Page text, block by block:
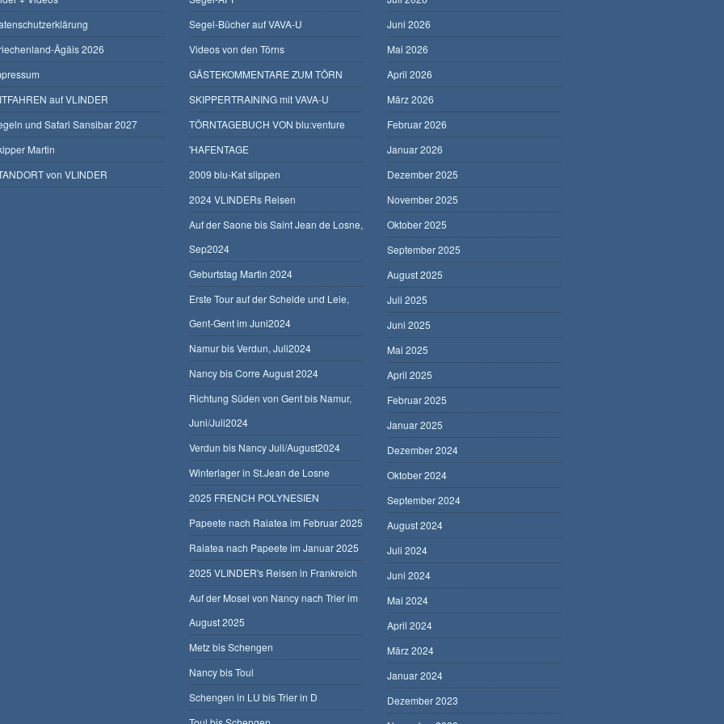
Ägäis 2026
auf VLINDER
und Safari Sansibar 2027
Martin
von VLINDER
Segel-Bücher auf VAVA-U
Videos von den Törns
GÄSTEKOMMENTARE ZUM TÖRN
SKIPPERTRAINING mit VAVA-U
TÖRNTAGEBUCH VON blu:venture
'HAFENTAGE
2009 blu-Kat slippen
2024 VLINDERs Reisen
Auf der Saone bis Saint Jean de Losne,
Sep2024
Geburtstag Martin 2024
Erste Tour auf der Schelde und Leie,
Gent-Gent im Juni2024
Namur bis Verdun, Juli2024
Nancy bis Corre August 2024
Richtung Süden von Gent bis Namur,
Juni/Juli2024
Verdun bis Nancy Juli/August2024
Winterlager in St.Jean de Losne
2025 FRENCH POLYNESIEN
Papeete nach Raiatea im Februar 2025
Raiatea nach Papeete im Januar 2025
2025 VLINDER's Reisen in Frankreich
Auf der Mosel von Nancy nach Trier im
August 2025
Metz bis Schengen
Nancy bis Toul
Schengen in LU bis Trier in D
Juni 2026
Mai 2026
April 2026
März 2026
Februar 2026
Januar 2026
Dezember 2025
November 2025
Oktober 2025
September 2025
August 2025
Juli 2025
Juni 2025
Mai 2025
April 2025
Februar 2025
Januar 2025
Dezember 2024
Oktober 2024
September 2024
August 2024
Juli 2024
Juni 2024
Mai 2024
April 2024
März 2024
Januar 2024
Dezember 2023